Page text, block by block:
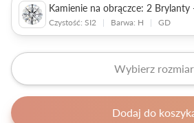
Kamienie na obrączce: 2
Czystość: SI2 | Barwa: H | GD
Wybierz rozmiar
Dodaj do